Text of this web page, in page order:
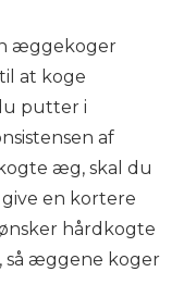
æggekoger
at koge
putter i
af
æg, skal du
en kortere
hårdkogte
så æggene koger